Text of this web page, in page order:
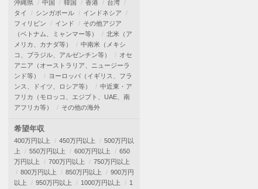
沖縄県
中国 韓国 香港
台湾
タイ
シンガポール
インドネシア
フィリピン
インド
その他アジア
（ベトナム、ミャンマー等）
北米（ア
メリカ、カナダ等）
中南米（メキシ
コ、ブラジル、アルゼンチン等）
オセ
アニア（オーストラリア、ニュージーラ
ンド等）
ヨーロッパ（イギリス、フラ
ンス、ドイツ、ロシア等）
中近東・ア
フリカ（モロッコ、エジプト、UAE、南
アフリカ等）
その他の海外
希望年収
400万円以上 450万円以上
500万円以
上
550万円以上 600万円以上
650
万円以上
700万円以上
750万円以上
800万円以上
850万円以上
900万円
以上
950万円以上 1000万円以上
1